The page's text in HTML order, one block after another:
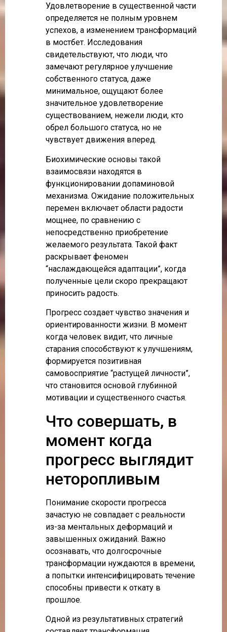
Удовлетворение в существенной части
определяется не полным уровнем
успехов, а изменением трансформаций
в мостбет. Исследования
свидетельствуют, что люди, что
замечают регулярное улучшение
собственного статуса, даже
минимальное, ощущают более
значительное удовлетворение
существованием, нежели люди, кто
обрел большого статуса, но не
чувствует движения вперед.
Биохимические основы такой
взаимосвязи находятся в
функционировании допаминовой
механизма. Ожидание положительных
перемен включает области радости
мощнее, по сравнению с
непосредственно приобретение
желаемого результата. Такой факт
раскрывает феномен
“наслаждающейся адаптации”, когда
полученные цели скоро прекращают
приносить радость.
Прогресс создает чувство значения и
ориентированности жизни. В момент
когда человек видит, что личные
старания способствуют к улучшениям,
формируется позитивная
самовосприятие “растущей личности”,
что становится основой глубинной
мотивации и существенного счастья.
Что совершать, в
момент когда
прогресс выглядит
неторопливым
Понимание скорости прогресса
зачастую не совпадает с реальности
из-за ментальных деформаций и
завышенных ожиданий. Важно
осознавать, что долгосрочные
трансформации нуждаются в времени,
а попытки интенсифицировать течение
способны привести к откату в
прошлое.
Одной из результативных стратегий